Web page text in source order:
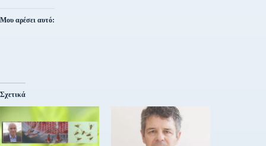
Μου αρέσει αυτό:
Σχετικά